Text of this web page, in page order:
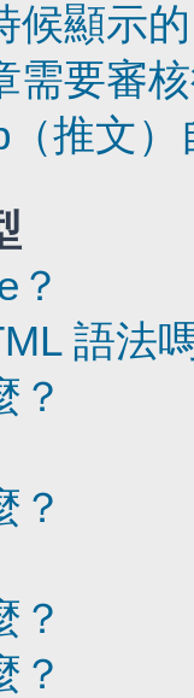
候顯示
需要審
推文
？
語法
？
？
？
？